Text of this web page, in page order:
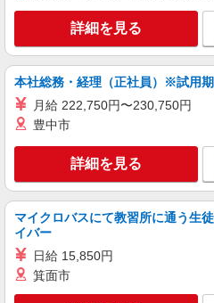
詳細を見る
本社総務・経理（正社員）※試用期
月給 222,750円〜230,750円
豊中市
詳細を見る
マイクロバスにて教習所に通う生
イバー
日給 15,850円
箕面市